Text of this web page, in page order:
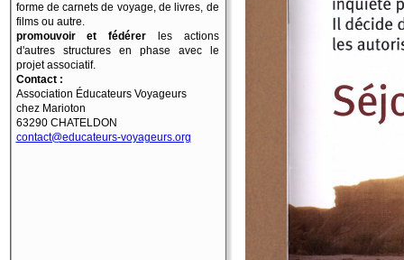
forme de carnets de voyage, de livres, de
films ou autre.
promouvoir et fédérer les actions
d'autres structures en phase avec le
projet associatif.
Contact :
Association Éducateurs Voyageurs
chez Marioton
63290 CHATELDON
contact@educateurs-voyageurs.org